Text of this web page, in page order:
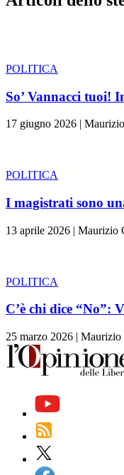
POLITICA
So’ Vannacci tuoi!
17 giugno 2026 |
POLITICA
I magistrati sono
13 aprile 2026 | Maurizio
POLITICA
C’è chi dice “No”:
25 marzo 2026 | Maurizio